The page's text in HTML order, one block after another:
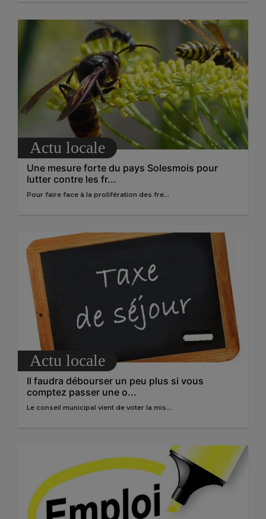
Actu locale
Une mesure forte du pays Solesmois pour
lutter contre les fr...
Pour faire face à la prolifération des fre...
Actu locale
Il faudra débourser un peu plus si vous
comptez passer une o...
Le conseil municipal vient de voter la mis...